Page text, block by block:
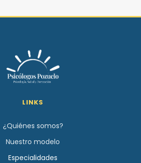
LINKS
¿Quiénes somos?
Nuestro modelo
Especialidades